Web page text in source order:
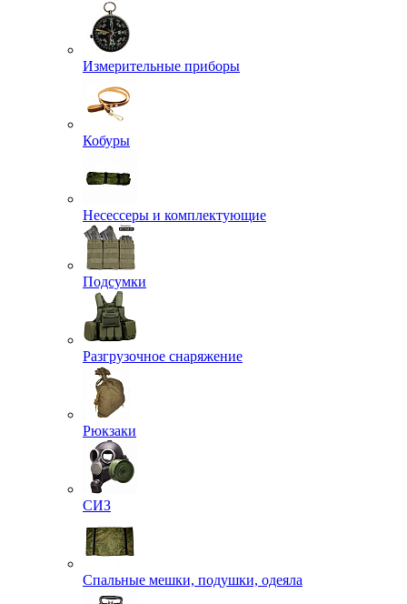
Измерительные приборы
Кобуры
Несессеры и комплектующие
Подсумки
Разгрузочное снаряжение
Рюкзаки
СИЗ
Спальные мешки, подушки, одеяла